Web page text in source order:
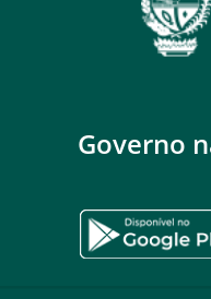
Governo